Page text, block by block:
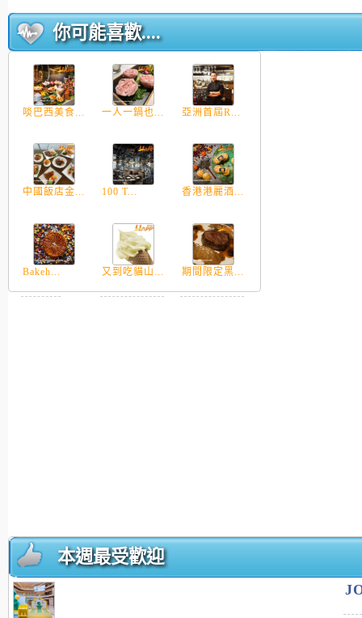
你可能喜歡....
啖巴西美食... 一人一鍋也... 亞洲首屆R...
中國飯店金... 100 T... 香港港麗酒...
Bakeh... 又到吃貓山... 期間限定黑...
本週最受歡迎